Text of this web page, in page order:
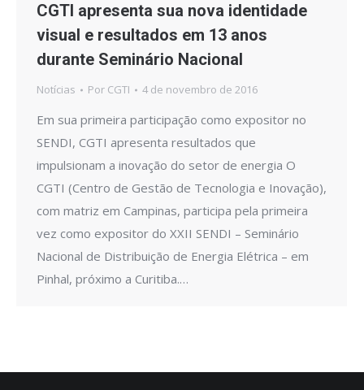
CGTI apresenta sua nova identidade
visual e resultados em 13 anos
durante Seminário Nacional
Notícias Por CGTI 4 de novembro de 2016
Em sua primeira participação como expositor no
SENDI, CGTI apresenta resultados que
impulsionam a inovação do setor de energia O
CGTI (Centro de Gestão de Tecnologia e Inovação),
com matriz em Campinas, participa pela primeira
vez como expositor do XXII SENDI – Seminário
Nacional de Distribuição de Energia Elétrica – em
Pinhal, próximo a Curitiba.…